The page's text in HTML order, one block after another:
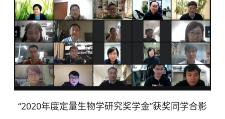
“2020年度定量生物学研究奖学金”获奖同学合影